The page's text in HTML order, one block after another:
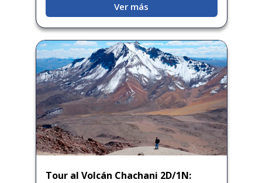
Ver más
Tour al Volcán Chachani 2D/1N: